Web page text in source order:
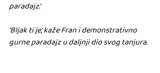
paradajz.’
‘Bljak ti je’, kaže Fran i demonstrativno
gurne paradajz u daljnji dio svog tanjura.